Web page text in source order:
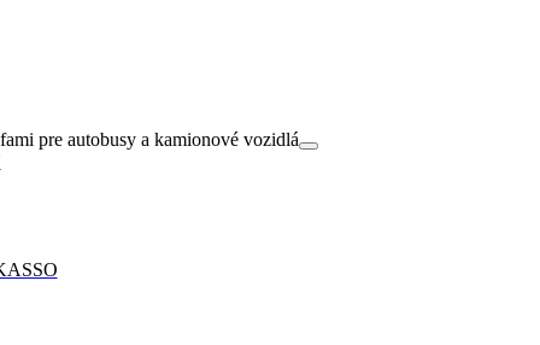
pre autobusy a kamionové vozidlá